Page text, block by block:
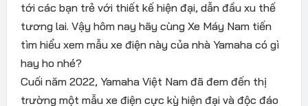
tới các bạn trẻ với thiết kế hiện đại, dẫn đầu xu thế
tương lai. Vậy hôm nay hãy cùng Xe Máy Nam tiến
tìm hiểu xem mẫu xe điện này của nhà Yamaha có gì
hay ho nhé?
Cuối năm 2022, Yamaha Việt Nam đã đem đến thị
trường một mẫu xe điện cực kỳ hiện đại và độc đáo